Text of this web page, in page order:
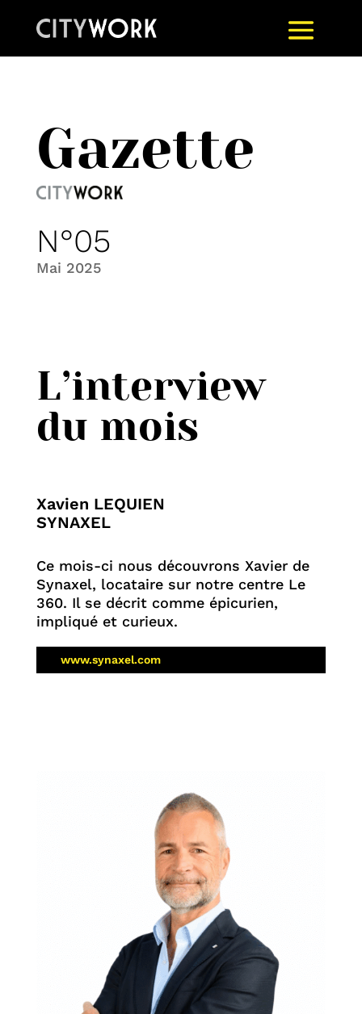
Gazette
N°05
Mai 2025
L’interview
du mois
Xavien LEQUIEN
SYNAXEL
Ce mois-ci nous découvrons Xavier de
Synaxel, locataire sur notre centre Le
360. Il se décrit comme épicurien,
impliqué et curieux.
www.synaxel.com